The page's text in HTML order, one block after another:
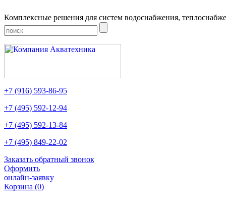
Комплексные решения для систем водоснабжения,
+7 (916) 593-86-95
+7 (495) 592-12-94
+7 (495) 592-13-84
+7 (495) 849-22-02
Заказать обратный звонок
Оформить
онлайн-заявку
Корзина (0)